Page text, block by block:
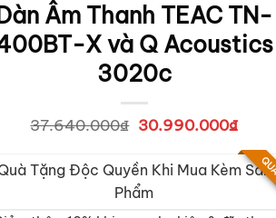
Dàn Âm Thanh TEAC TN-
X và Q Acoustics
3020c
37.640.000₫ Giá
37.640.000₫.
30.990.000₫Giá
tại
là:
Tặng Độc Quyền Khi Mua Kèm Sản
Phẩm